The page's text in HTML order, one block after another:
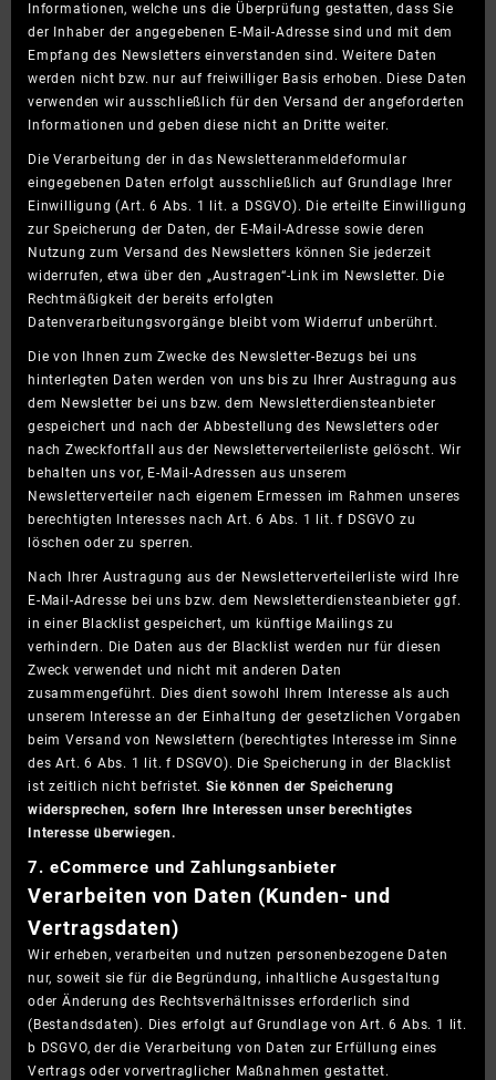
Informationen, welche uns die Überprüfung gestatten, dass Sie
der Inhaber der angegebenen E-Mail-Adresse sind und mit dem
Empfang des Newsletters einverstanden sind. Weitere Daten
werden nicht bzw. nur auf freiwilliger Basis erhoben. Diese Daten
verwenden wir ausschließlich für den Versand der angeforderten
Informationen und geben diese nicht an Dritte weiter.
Die Verarbeitung der in das Newsletteranmeldeformular
eingegebenen Daten erfolgt ausschließlich auf Grundlage Ihrer
Einwilligung (Art. 6 Abs. 1 lit. a DSGVO). Die erteilte Einwilligung
zur Speicherung der Daten, der E-Mail-Adresse sowie deren
Nutzung zum Versand des Newsletters können Sie jederzeit
widerrufen, etwa über den „Austragen“-Link im Newsletter. Die
Rechtmäßigkeit der bereits erfolgten
Datenverarbeitungsvorgänge bleibt vom Widerruf unberührt.
Die von Ihnen zum Zwecke des Newsletter-Bezugs bei uns
hinterlegten Daten werden von uns bis zu Ihrer Austragung aus
dem Newsletter bei uns bzw. dem Newsletterdiensteanbieter
gespeichert und nach der Abbestellung des Newsletters oder
nach Zweckfortfall aus der Newsletterverteilerliste gelöscht. Wir
behalten uns vor, E-Mail-Adressen aus unserem
Newsletterverteiler nach eigenem Ermessen im Rahmen unseres
berechtigten Interesses nach Art. 6 Abs. 1 lit. f DSGVO zu
löschen oder zu sperren.
Nach Ihrer Austragung aus der Newsletterverteilerliste wird Ihre
E-Mail-Adresse bei uns bzw. dem Newsletterdiensteanbieter ggf.
in einer Blacklist gespeichert, um künftige Mailings zu
verhindern. Die Daten aus der Blacklist werden nur für diesen
Zweck verwendet und nicht mit anderen Daten
zusammengeführt. Dies dient sowohl Ihrem Interesse als auch
unserem Interesse an der Einhaltung der gesetzlichen Vorgaben
beim Versand von Newslettern (berechtigtes Interesse im Sinne
des Art. 6 Abs. 1 lit. f DSGVO). Die Speicherung in der Blacklist
ist zeitlich nicht befristet.Sie können der Speicherung
widersprechen, sofern Ihre Interessen unser berechtigtes
Interesse überwiegen.
7. eCommerce und Zahlungs­anbieter
Verarbeiten von Daten (Kunden- und
Vertragsdaten)
Wir erheben, verarbeiten und nutzen personenbezogene Daten
nur, soweit sie für die Begründung, inhaltliche Ausgestaltung
oder Änderung des Rechtsverhältnisses erforderlich sind
(Bestandsdaten). Dies erfolgt auf Grundlage von Art. 6 Abs. 1 lit.
b DSGVO, der die Verarbeitung von Daten zur Erfüllung eines
Vertrags oder vorvertraglicher Maßnahmen gestattet.